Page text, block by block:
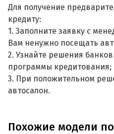
Для получение
кредиту:
1. Заполните заявку с
Вам ненужно посещать
2. Узнайте решения
программы кредитования;
3. При положительном
автосалон.
Похожие модели